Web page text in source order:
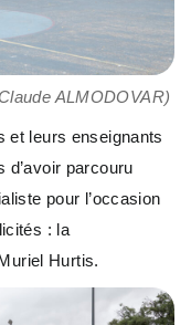
ALMODOVAR)
et leurs enseignants
d’avoir parcouru
pour l’occasion
: la
Hurtis.